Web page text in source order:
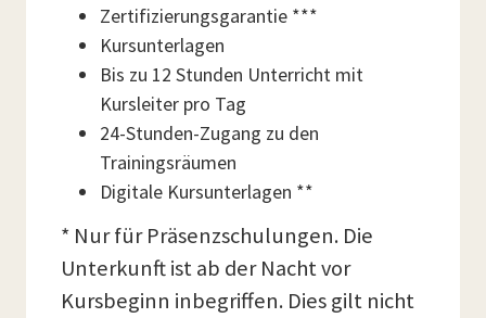
Zertifizierungsgarantie ***
Kursunterlagen
Bis zu 12 Stunden Unterricht mit
Kursleiter pro Tag
24-Stunden-Zugang zu den
Trainingsräumen
Digitale Kursunterlagen **
* Nur für Präsenzschulungen. Die
Unterkunft ist ab der Nacht vor
Kursbeginn inbegriffen. Dies gilt nicht